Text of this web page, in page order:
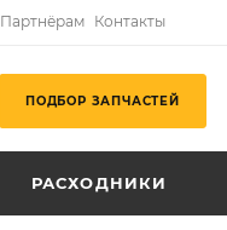
Партнёрам Контакты
ПОДБОР ЗАПЧАСТЕЙ
РАСХОДНИКИ